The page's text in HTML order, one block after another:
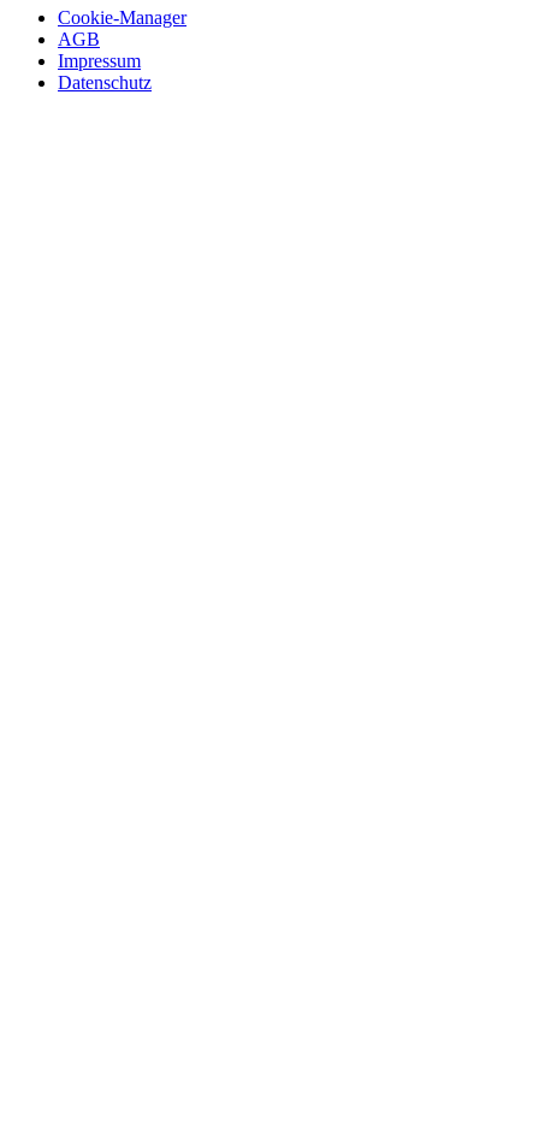
Cookie-Manager
AGB
Impressum
Datenschutz